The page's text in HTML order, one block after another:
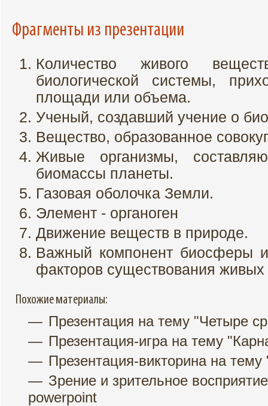
Фрагменты из презентации
Количество живого
биологической системы,
площади или объема.
Ученый, создавший учение о
Вещество, образованное
Живые организмы,
биомассы планеты.
Газовая оболочка Земли.
Элемент - органоген
Движение веществ в природе.
Важный компонент биосферы
факторов существования живых
Похожие материалы:
Презентация на тему "Четыре
Презентация-игра на тему
Презентация-викторина на
Зрение и зрительное
powerpoint